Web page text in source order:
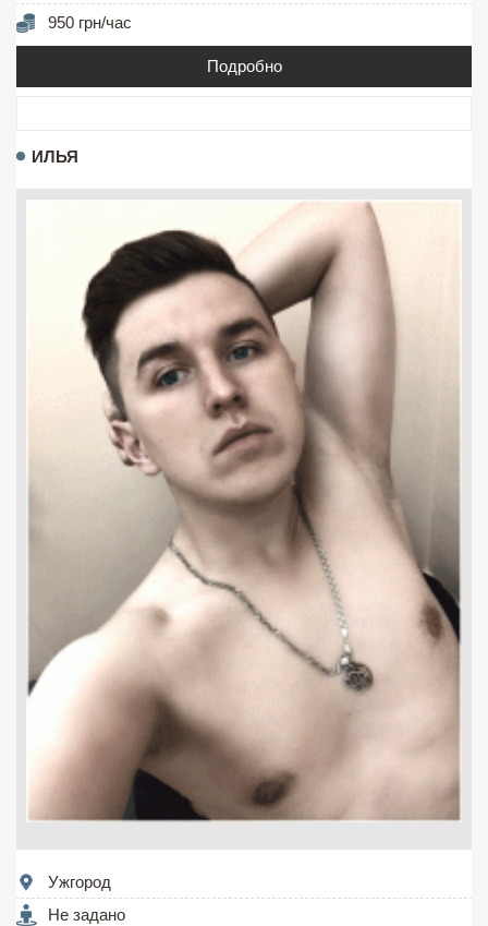
950 грн/час
Подробно
ИЛЬЯ
Ужгород
Не задано